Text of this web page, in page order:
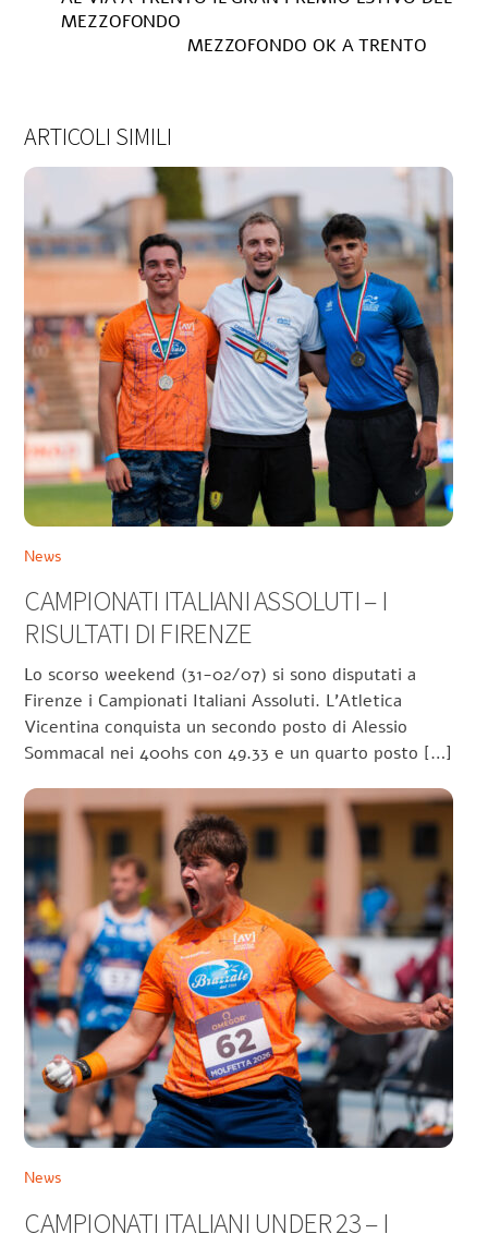
MEZZOFONDO
MEZZOFONDO OK A TRENTO
ARTICOLI SIMILI
News
CAMPIONATI ITALIANI ASSOLUTI – I
RISULTATI DI FIRENZE
Lo scorso weekend (31-02/07) si sono disputati a
Firenze i Campionati Italiani Assoluti. L’Atletica
Vicentina conquista un secondo posto di Alessio
Sommacal nei 400hs con 49.33 e un quarto posto […]
News
CAMPIONATI ITALIANI UNDER 23 – I